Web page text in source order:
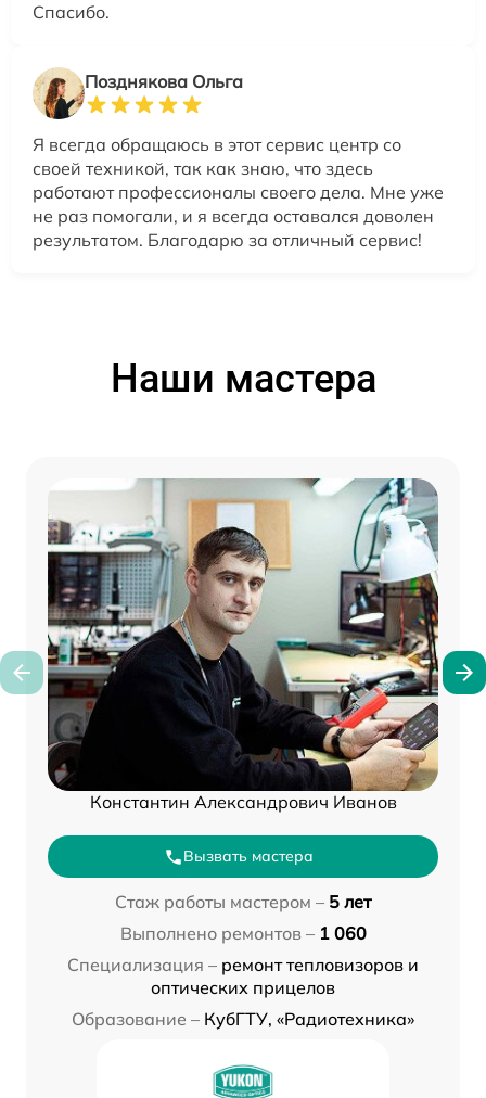
Спасибо.
Позднякова Ольга
Я всегда обращаюсь в этот сервис центр со
своей техникой, так как знаю, что здесь
работают профессионалы своего дела. Мне уже
не раз помогали, и я всегда оставался доволен
результатом. Благодарю за отличный сервис!
Наши мастера
Константин Александрович Иванов
Вызвать мастера
Стаж работы мастером – 5 лет
Выполнено ремонтов – 1 060
Специализация – ремонт тепловизоров и
оптических прицелов
Образование – КубГТУ, «Радиотехника»